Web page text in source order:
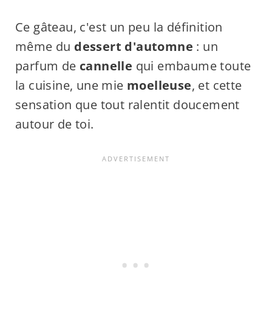
Ce gâteau, c'est un peu la définition
même du dessert d'automne : un
parfum de cannelle qui embaume toute
la cuisine, une mie moelleuse, et cette
sensation que tout ralentit doucement
autour de toi.